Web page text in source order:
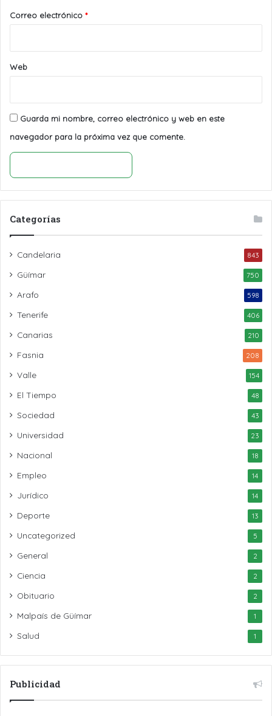
*Correo electrónico *
Web
Guarda mi nombre, correo electrónico y web en este
navegador para la próxima vez que comente.
Categorías
Candelaria 843
Güímar 750
Arafo 598
Tenerife 406
Canarias 210
Fasnia 208
Valle 154
El Tiempo 48
Sociedad 43
Universidad 23
Nacional 18
Empleo 14
Jurídico 14
Deporte 13
Uncategorized 5
General 2
Ciencia 2
Obituario 2
Malpaís de Güímar 1
Salud 1
Publicidad